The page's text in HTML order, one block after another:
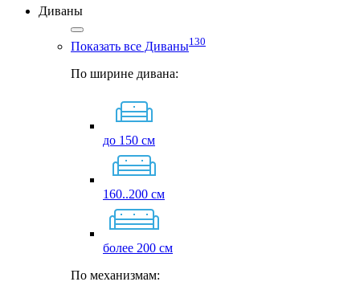
Диваны
Показать все Диваны130
По ширине дивана:
до 150 см
160..200 см
более 200 см
По механизмам: